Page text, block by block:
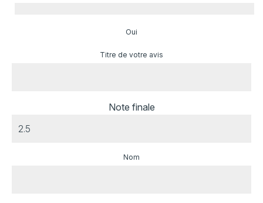
Oui
Titre de votre avis
Note finale
Nom